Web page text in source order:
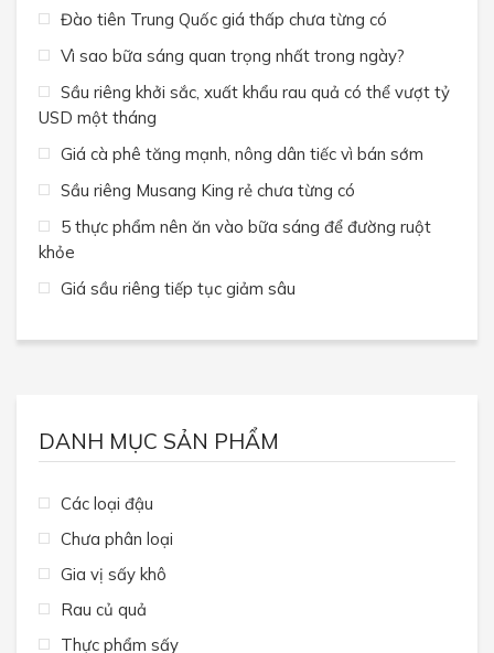
Đào tiên Trung Quốc giá thấp chưa từng có
Vì sao bữa sáng quan trọng nhất trong ngày?
Sầu riêng khởi sắc, xuất khẩu rau quả có thể vượt tỷ
USD một tháng
Giá cà phê tăng mạnh, nông dân tiếc vì bán sớm
Sầu riêng Musang King rẻ chưa từng có
5 thực phẩm nên ăn vào bữa sáng để đường ruột
khỏe
Giá sầu riêng tiếp tục giảm sâu
DANH MỤC SẢN PHẨM
Các loại đậu
Chưa phân loại
Gia vị sấy khô
Rau củ quả
Thực phẩm sấy